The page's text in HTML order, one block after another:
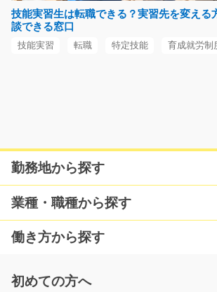
急募
物流倉庫内でフォークリフトを使用して
出庫をお任せします…
石灰設備の清掃点検/g01_02232
急募
石灰製造工場での清掃・設備点検のお仕
れた石灰が流れるパ…
時給1,300円
技能実習生は転職できる？実習先を変える
談できる窓口
技能実習 転職 特定技能 育成就労制
勤務地から探す
業種・職種から探す
働き方から探す
初めての方へ